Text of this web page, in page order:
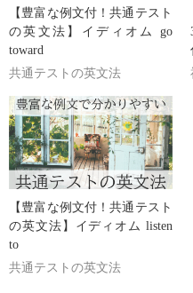
【豊富な例文付！共通テスト
の英文法】イディオム go
toward
共通テストの英文法
【豊富な例文付！共通テスト
の英文法】イディオム listen
to
共通テストの英文法